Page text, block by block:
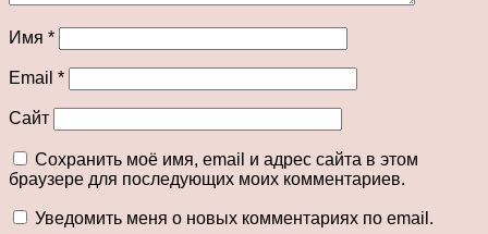
Имя *
Email *
Сайт
Сохранить моё имя, email и адрес сайта в этом
браузере для последующих моих комментариев.
Уведомить меня о новых комментариях по email.